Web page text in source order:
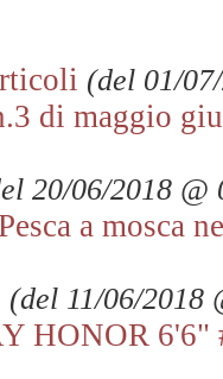
(del 01/
di maggio
20/06/2018
a mosca
(del 11/06/2018
HONOR 6'6"